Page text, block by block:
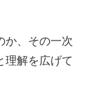
か、その一次
理解を広げて